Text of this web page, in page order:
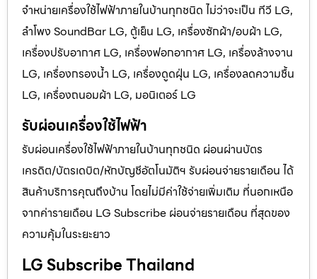
จำหน่ายเครื่องใช้ไฟฟ้าภายในบ้านทุกชนิด ไม่ว่าจะเป็น ทีวี LG,
ลำโพง SoundBar LG, ตู้เย็น LG, เครื่องซักผ้า/อบผ้า LG,
เครื่องปรับอากาศ LG, เครื่องฟอกอากาศ LG, เครื่องล้างจาน
LG, เครื่องกรองน้ำ LG, เครื่องดูดฝุ่น LG, เครื่องลดความชื้น
LG, เครื่องถนอมผ้า LG, มอนิเตอร์ LG
รับผ่อนเครื่องใช้ไฟฟ้า
รับผ่อนเครื่องใช้ไฟฟ้าภายในบ้านทุกชนิด ผ่อนผ่านบัตร
เครดิต/บัตรเดบิต/หักบัญชีอัตโนมัติฯ รับผ่อนจ่ายรายเดือน ได้
สินค้าบริการคุณถึงบ้าน โดยไม่มีค่าใช้จ่ายเพิ่มเติม ที่นอกเหนือ
จากค่ารายเดือน LG Subscribe ผ่อนจ่ายรายเดือน ที่สุดของ
ความคุ้มในระยะยาว
LG Subscribe Thailand